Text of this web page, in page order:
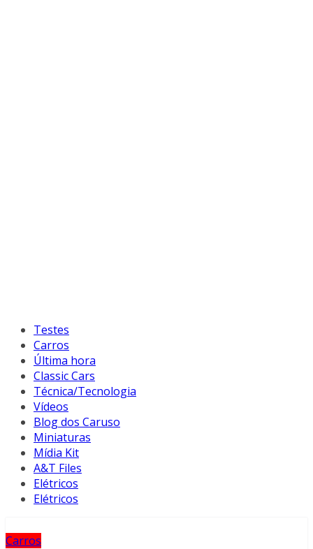
Testes
Carros
Última hora
Classic Cars
Técnica/Tecnologia
Vídeos
Blog dos Caruso
Miniaturas
Mídia Kit
A&T Files
Elétricos
Elétricos
Carros